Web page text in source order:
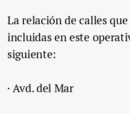
La relación de calles
incluidas en este
siguiente:
· Avd. del Mar